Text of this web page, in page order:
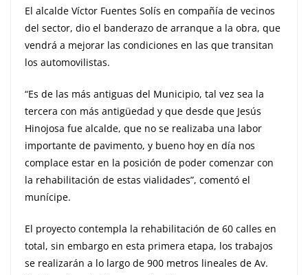
El alcalde Víctor Fuentes Solís en compañía de vecinos
del sector, dio el banderazo de arranque a la obra, que
vendrá a mejorar las condiciones en las que transitan
los automovilistas.
“Es de las más antiguas del Municipio, tal vez sea la
tercera con más antigüedad y que desde que Jesús
Hinojosa fue alcalde, que no se realizaba una labor
importante de pavimento, y bueno hoy en día nos
complace estar en la posición de poder comenzar con
la rehabilitación de estas vialidades”, comentó el
munícipe.
El proyecto contempla la rehabilitación de 60 calles en
total, sin embargo en esta primera etapa, los trabajos
se realizarán a lo largo de 900 metros lineales de Av.